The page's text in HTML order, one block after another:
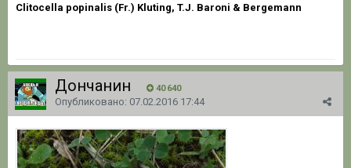
Clitocella popinalis (Fr.) Kluting, T.J. Baroni & Bergemann
Дончанин 40 640
Опубликовано: 07.02.2016 17:44